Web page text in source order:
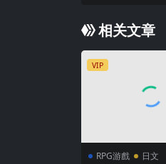
相关文章
VIP
RPG游戲 日文